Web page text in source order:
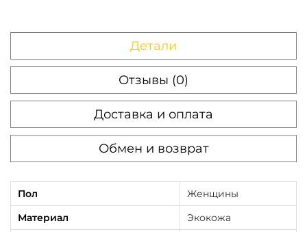
Детали
Отзывы (0)
Доставка и оплата
Обмен и возврат
Пол
Женщины
Материал
Экокожа